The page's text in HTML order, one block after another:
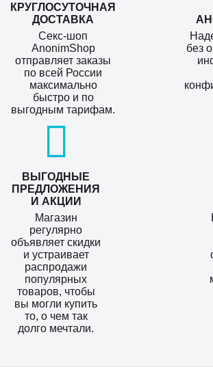
КРУГЛОСУТОЧНАЯ
ДОСТАВКА
Секс-шоп
AnonimShop
отправляет заказы
по всей России
максимально
быстро и по
выгодным тарифам.
без
ВЫГОДНЫЕ
ПРЕДЛОЖЕНИЯ
И АКЦИИ
Магазин
регулярно
объявляет скидки
и устраивает
распродажи
популярных
товаров, чтобы
вы могли купить
то, о чем так
долго мечтали.